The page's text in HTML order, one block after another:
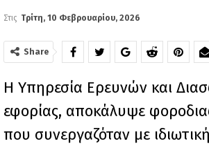
Στις Τρίτη, 10 Φεβρουαρίου, 2026
Share
Η Υπηρεσία Ερευνών και
εφορίας, αποκάλυψε
που συνεργαζόταν με